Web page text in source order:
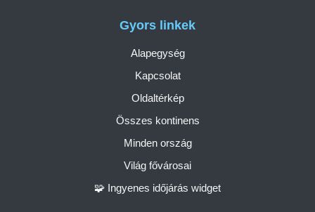
Gyors linkek
Alapegység
Kapcsolat
Oldaltérkép
Összes kontinens
Minden ország
Világ fővárosai
🧩 Ingyenes időjárás widget